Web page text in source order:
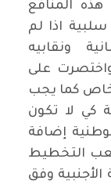
هذه المنافع
اذا لم
ونقابيه
على
كما يجب
كي لا تكون
إضافة
التخطيط
وفق